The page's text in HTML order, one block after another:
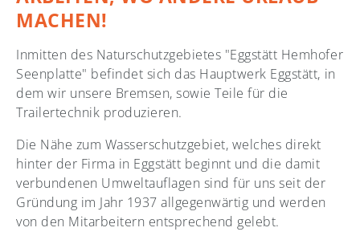
MACHEN!
Inmitten des Naturschutzgebietes "Eggstätt Hemhofer
Seenplatte" befindet sich das Hauptwerk Eggstätt, in
dem wir unsere Bremsen, sowie Teile für die
Trailertechnik produzieren.
Die Nähe zum Wasserschutzgebiet, welches direkt
hinter der Firma in Eggstätt beginnt und die damit
verbundenen Umweltauflagen sind für uns seit der
Gründung im Jahr 1937 allgegenwärtig und werden
von den Mitarbeitern entsprechend gelebt.